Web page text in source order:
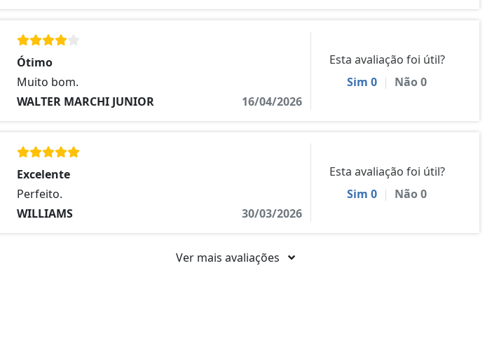
Ótimo
Muito bom.
WALTER MARCHI JUNIOR
16/04/2026
Esta avaliação foi útil?
Sim 0 | Não0
Excelente
Perfeito.
WILLIAMS
30/03/2026
Esta avaliação foi útil?
Sim 0 | Não0
Ver mais avaliações